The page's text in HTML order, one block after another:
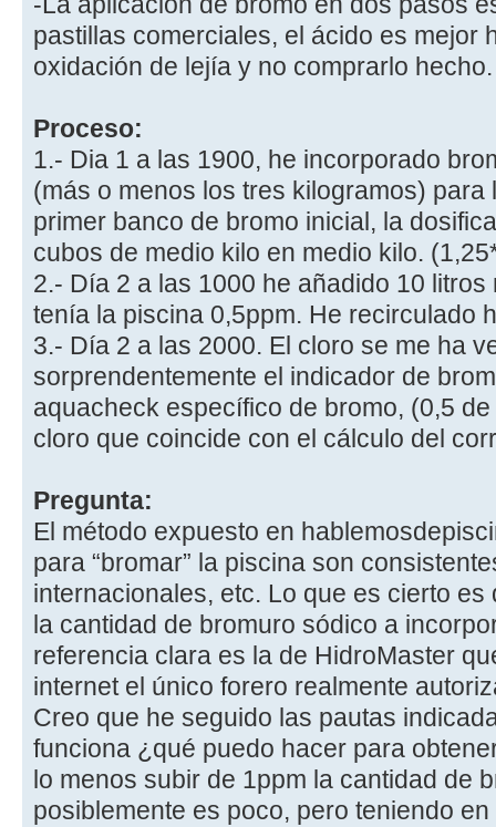
pastillas comerciales, el ácido es mejor
oxidación de lejía y no comprarlo hecho.
Proceso:
1.- Dia 1 a las 1900, he incorporado
(más o menos los tres kilogramos) para
primer banco de bromo inicial, la
cubos de medio kilo en medio kilo.
2.- Día 2 a las 1000 he añadido 10
tenía la piscina 0,5ppm. He recirculado
3.- Día 2 a las 2000. El cloro se me ha
sorprendentemente el indicador de
aquacheck específico de bromo, (0,5
cloro que coincide con el cálculo del
Pregunta:
El método expuesto en
para “bromar” la piscina son
internacionales, etc. Lo que es cierto
la cantidad de bromuro sódico a
referencia clara es la de HidroMaster
internet el único forero realmente
Creo que he seguido las pautas
funciona ¿qué puedo hacer para
lo menos subir de 1ppm la cantidad de
posiblemente es poco, pero teniendo